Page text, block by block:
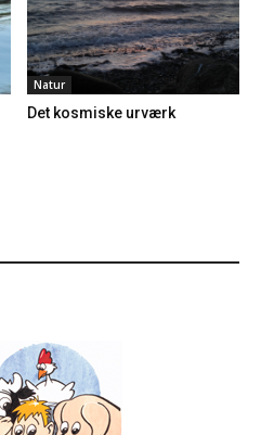
Natur
Det kosmiske urværk